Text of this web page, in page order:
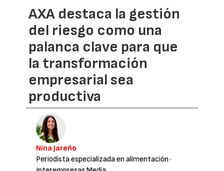
AXA destaca la gestión
del riesgo como una
palanca clave para que
la transformación
empresarial sea
productiva
Nina Jareño
Periodista especializada en alimentación ·